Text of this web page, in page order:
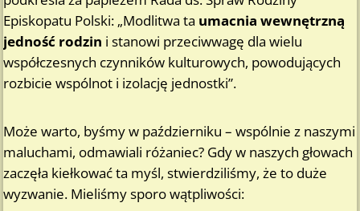
Episkopatu Polski: „Modlitwa ta umacnia wewnętrzną
jedność rodzin i stanowi przeciwwagę dla wielu
współczesnych czynników kulturowych, powodujących
rozbicie wspólnot i izolację jednostki”.
Może warto, byśmy w październiku – wspólnie z naszymi
maluchami, odmawiali różaniec? Gdy w naszych głowach
zaczęła kiełkować ta myśl, stwierdziliśmy, że to duże
wyzwanie. Mieliśmy sporo wątpliwości: